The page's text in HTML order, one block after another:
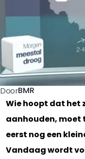
DoorBMR
Wie hoopt dat het
aanhouden, moet
eerst nog een
Vandaag wordt